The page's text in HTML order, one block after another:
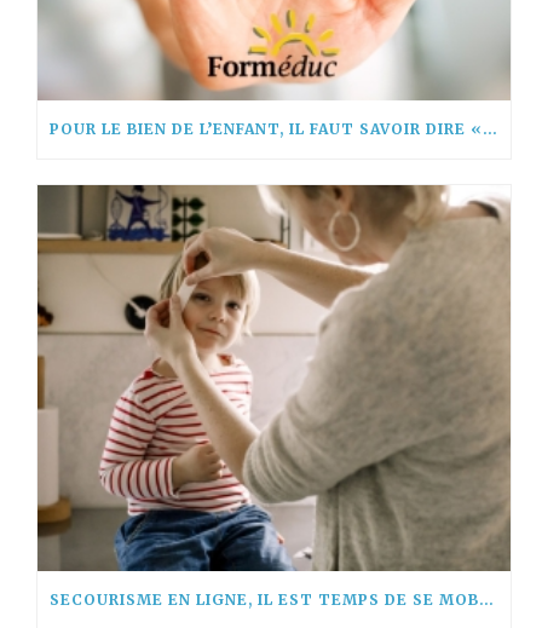
POUR LE BIEN DE L’ENFANT, IL FAUT SAVOIR DIRE « NON! »
SECOURISME EN LIGNE, IL EST TEMPS DE SE MOBILISER !